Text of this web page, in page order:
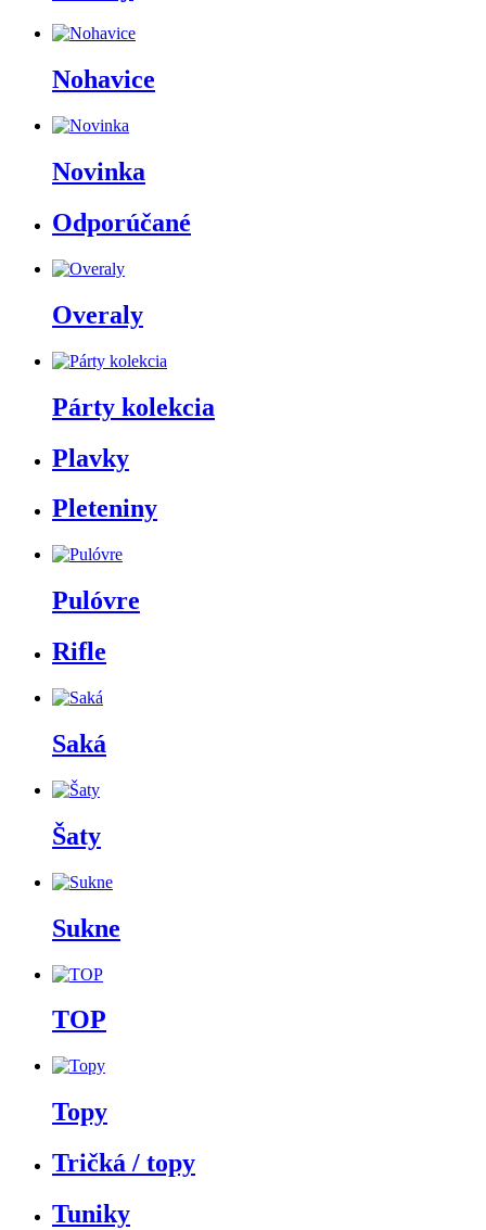
Nohavice
Novinka
Odporúčané
Overaly
Párty kolekcia
Plavky
Pleteniny
Pulóvre
Rifle
Saká
Šaty
Sukne
TOP
Topy
Tričká / topy
Tuniky